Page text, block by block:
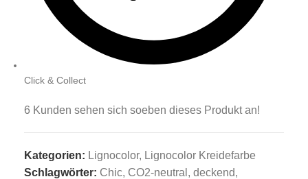
Click & Collect
6 Kunden sehen sich soeben dieses Produkt an!
Kategorien: Lignocolor, Lignocolor Kreidefarbe
Schlagwörter: Chic, CO2-neutral , deckend,